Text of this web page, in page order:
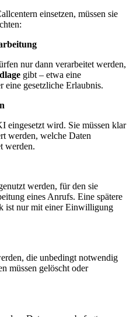
einsetzen, müssen sie
nur dann verarbeitet werden,
gibt – etwa eine
gesetzliche Erlaubnis.
eingesetzt wird. Sie müssen klar
werden, welche Daten
werden.
werden, für den sie
eines Anrufs. Eine spätere
ist nur mit einer Einwilligung
die unbedingt notwendig
müssen gelöscht oder